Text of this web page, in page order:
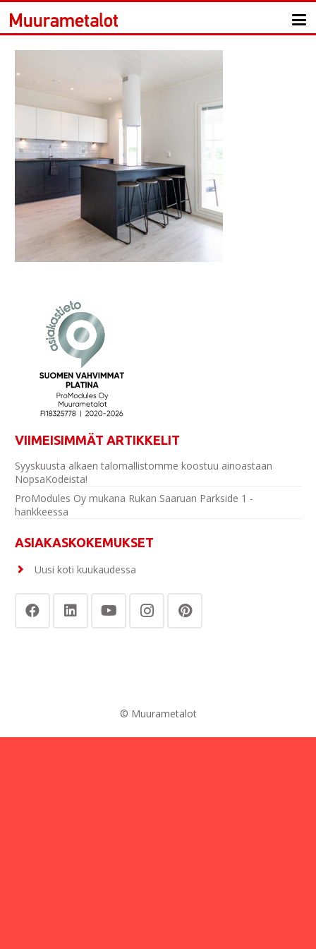
VIIMEISIMMÄT ARTIKKELIT
Syyskuusta alkaen talomallistomme koostuu ainoastaan
NopsaKodeista!
ProModules Oy mukana Rukan Saaruan Parkside 1 -
hankkeessa
ASIAKASKOKEMUKSET
Uusi koti kuukaudessa
© Muurametalot